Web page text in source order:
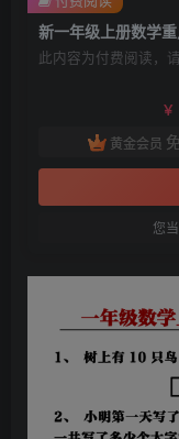
新一年级上册数学
此内容为付费阅读，
￥
黄金会员
您